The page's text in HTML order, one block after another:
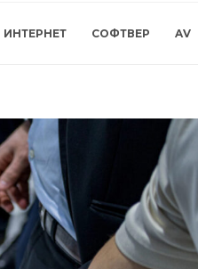
ИНТЕРНЕТ СОФТВЕР AV